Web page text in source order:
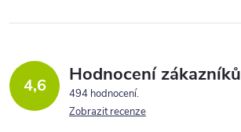
á
a
c 4,6 Hodnocení zákazníků
494 hodnocení
Zobrazit recenze